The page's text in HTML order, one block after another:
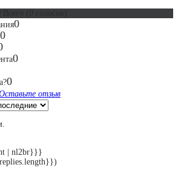
0
0
0
0
отзыв
| nl2br}}}